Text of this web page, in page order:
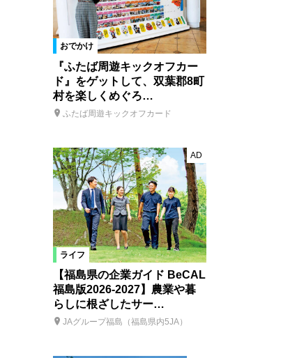
おでかけ
『ふたば周遊キックオフカー
ド』をゲットして、双葉郡8町
村を楽しくめぐろ…
ふたば周遊キックオフカード
ライフ
AD
【福島県の企業ガイド BeCAL
福島版2026-2027】農業や暮
らしに根ざしたサー…
JAグループ福島（福島県内5JA）